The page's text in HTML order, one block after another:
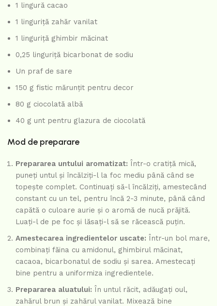
1 lingură cacao
1 linguriță zahăr vanilat
1 linguriță ghimbir măcinat
0,25 linguriță bicarbonat de sodiu
Un praf de sare
150 g fistic mărunțit pentru decor
80 g ciocolată albă
40 g unt pentru glazura de ciocolată
Mod de preparare
Prepararea untului aromatizat: Într-o cratiță mică,
puneți untul și încălziți-l la foc mediu până când se
topește complet. Continuați să-l încălziți, amestecând
constant cu un tel, pentru încă 2-3 minute, până când
capătă o culoare aurie și o aromă de nucă prăjită.
Luați-l de pe foc și lăsați-l să se răcească puțin.
Amestecarea ingredientelor uscate: Într-un bol mare,
combinați făina cu amidonul, ghimbirul măcinat,
cacaoa, bicarbonatul de sodiu și sarea. Amestecați
bine pentru a uniformiza ingredientele.
Prepararea aluatului: În untul răcit, adăugați oul,
zahărul brun și zahărul vanilat. Mixează bine